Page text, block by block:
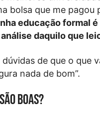
bolsa que me pagou
educação formal
daquilo que
de que o que
nada de bom”.
boas?